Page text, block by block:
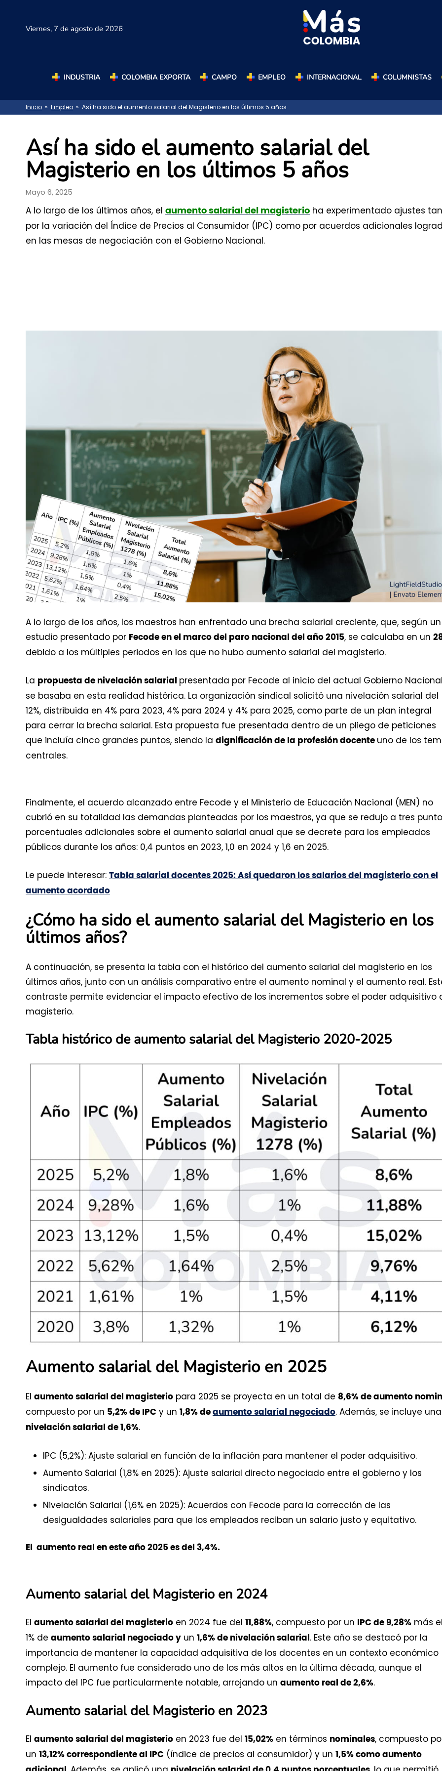
Viernes, 7 de agosto de 2026
INDUSTRIA COLOMBIA EXPORTA CAMPO EMPLEO INTERNACIONAL COLUMNISTAS
Inicio » Empleo » Así ha sido el aumento salarial del Magisterio en los últimos 5 años
Así ha sido el aumento salarial del
Magisterio en los últimos 5 años
Mayo 6, 2025
A lo largo de los últimos años, el aumento salarial del magisterio ha experimentado ajustes
por la variación del Índice de Precios al Consumidor (IPC) como por acuerdos adicionales
en las mesas de negociación con el Gobierno Nacional.
A lo largo de los años, los maestros han enfrentado una brecha salarial creciente, que, según un
estudio presentado por Fecode en el marco del paro nacional del año 2015, se calculaba en un
debido a los múltiples periodos en los que no hubo aumento salarial del magisterio.
La propuesta de nivelación salarial presentada por Fecode al inicio del actual Gobierno
se basaba en esta realidad histórica. La organización sindical solicitó una nivelación salarial del
12%, distribuida en 4% para 2023, 4% para 2024 y 4% para 2025, como parte de un plan integral
para cerrar la brecha salarial. Esta propuesta fue presentada dentro de un pliego de peticiones
que incluía cinco grandes puntos, siendo la dignificación de la profesión docente uno de los
centrales.
Finalmente, el acuerdo alcanzado entre Fecode y el Ministerio de Educación Nacional (MEN) no
cubrió en su totalidad las demandas planteadas por los maestros, ya que se redujo a tres
porcentuales adicionales sobre el aumento salarial anual que se decrete para los empleados
públicos durante los años: 0,4 puntos en 2023, 1,0 en 2024 y 1,6 en 2025.
Le puede interesar: Tabla salarial docentes 2025: Así quedaron los salarios del magisterio con el
aumento acordado
¿Cómo ha sido el aumento salarial del Magisterio en los
últimos años?
A continuación, se presenta la tabla con el histórico del aumento salarial del magisterio en los
últimos años, junto con un análisis comparativo entre el aumento nominal y el aumento real.
contraste permite evidenciar el impacto efectivo de los incrementos sobre el poder adquisitivo
magisterio.
Tabla histórico de aumento salarial del Magisterio 2020-2025
Aumento salarial del Magisterio en 2025
El aumento salarial del magisterio para 2025 se proyecta en un total de 8,6% de aumento
compuesto por un 5,2% de IPC y un 1,8% de aumento salarial negociado. Además, se incluye una
nivelación salarial de 1,6%.
IPC (5,2%): Ajuste salarial en función de la inflación para mantener el poder adquisitivo.
Aumento Salarial (1,8% en 2025): Ajuste salarial directo negociado entre el gobierno y los
sindicatos.
Nivelación Salarial (1,6% en 2025): Acuerdos con Fecode para la corrección de las
desigualdades salariales para que los empleados reciban un salario justo y equitativo.
El aumento real en este año 2025 es del 3,4%.
Aumento salarial del Magisterio en 2024
El aumento salarial del magisterio en 2024 fue del 11,88%, compuesto por un IPC de 9,28% más
1% de aumento salarial negociado y un 1,6% de nivelación salarial . Este año se destacó por la
importancia de mantener la capacidad adquisitiva de los docentes en un contexto económico
complejo. El aumento fue considerado uno de los más altos en la última década, aunque el
impacto del IPC fue particularmente notable, arrojando un aumento real de 2,6%.
Aumento salarial del Magisterio en 2023
El aumento salarial del magisterio en 2023 fue del 15,02% en términos nominales, compuesto
un 13,12% correspondiente al IPC (índice de precios al consumidor) y un 1,5% como aumento